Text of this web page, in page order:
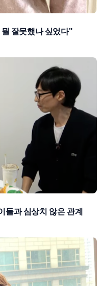
잘못했나 싶었다"
돌과 심상치 않은 관계